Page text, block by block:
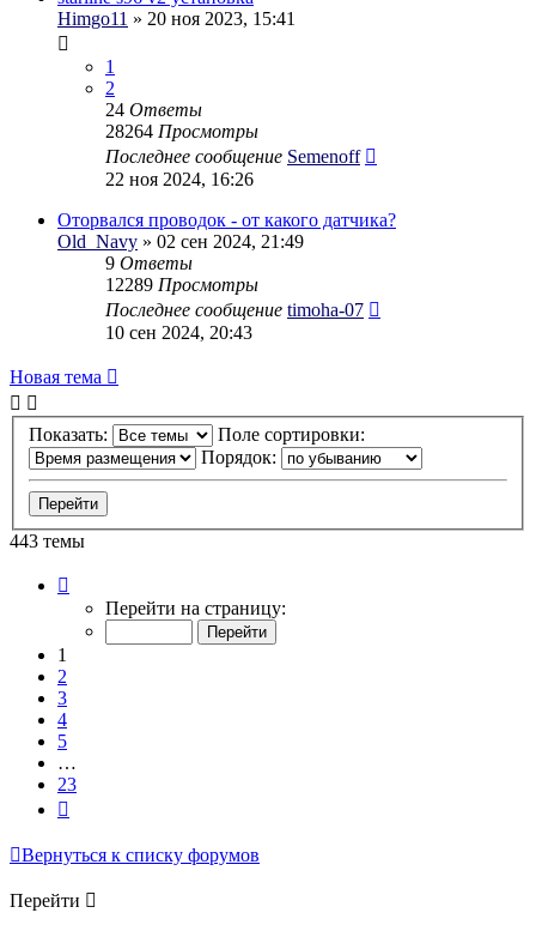
Himgo11 » 20 ноя 2023, 15:41
1
2
24 Ответы
28264 Просмотры
Последнее сообщение Semenoff
22 ноя 2024, 16:26
Оторвался проводок - от какого датчика?
Old_Navy » 02 сен 2024, 21:49
9 Ответы
12289 Просмотры
Последнее сообщение timoha-07
10 сен 2024, 20:43
Новая тема
Показать:
Поле сортировки:
Порядок:
443 темы
Перейти на страницу:
1
2
3
4
5
…
23
Вернуться к списку форумов
Перейти